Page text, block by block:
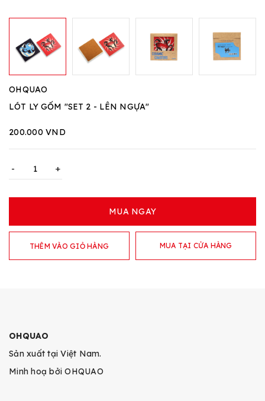
OHQUAO
LÓT LY GỐM "SET 2 - LÊN NGỰA"
200.000 VND
- +
MUA NGAY
THÊM VÀO GIỎ HÀNG MUA TẠI CỬA HÀNG
OHQUAO
Sản xuất tại Việt Nam.
Minh hoạ bởi OHQUAO